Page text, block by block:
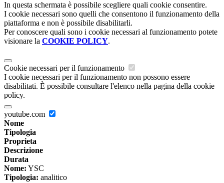
In questa schermata è possibile scegliere quali cookie consentire.
I cookie necessari sono quelli che consentono il funzionamento della
piattaforma e non è possibile disabilitarli.
Per conoscere quali sono i cookie necessari al funzionamento potete
visionare la COOKIE POLICY.
Cookie necessari per il funzionamento
I cookie necessari per il funzionamento non possono essere
disabilitati. È possibile consultare l'elenco nella pagina della cookie
policy.
youtube.com
Nome
Tipologia
Proprieta
Descrizione
Durata
Nome: YSC
Tipologia: analitico